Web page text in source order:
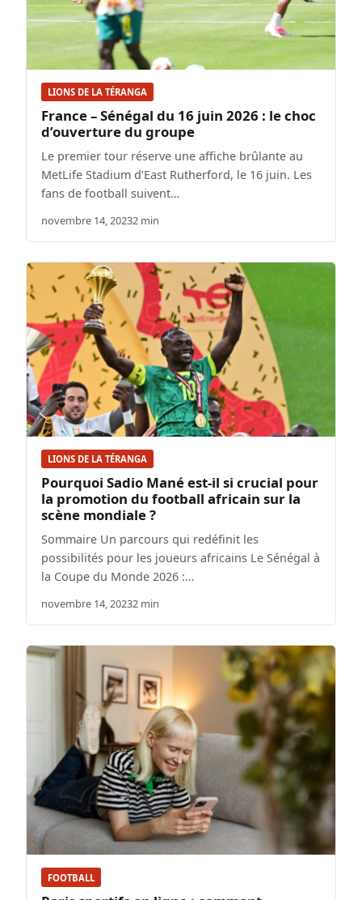
LIONS DE LA TÉRANGA
France – Sénégal du 16 juin 2026 : le choc
d’ouverture du groupe
Le premier tour réserve une affiche brûlante au
MetLife Stadium d’East Rutherford, le 16 juin. Les
fans de football suivent…
novembre 14, 20232 min
LIONS DE LA TÉRANGA
Pourquoi Sadio Mané est-il si crucial pour
la promotion du football africain sur la
scène mondiale ?
Sommaire Un parcours qui redéfinit les
possibilités pour les joueurs africains Le Sénégal à
la Coupe du Monde 2026 :…
novembre 14, 20232 min
FOOTBALL